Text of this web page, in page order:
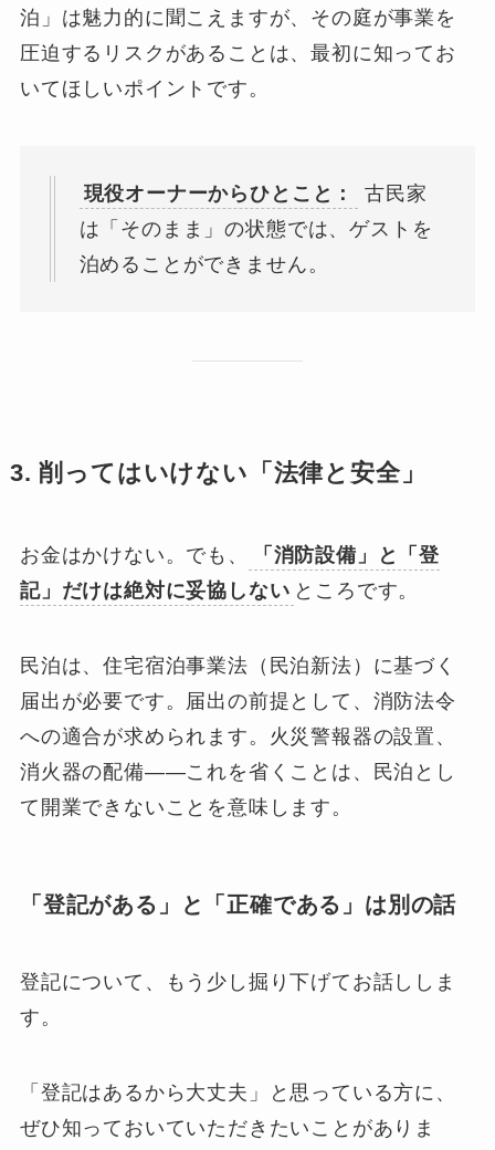
泊」は魅力的に聞こえますが、その庭が事業を
圧迫するリスクがあることは、最初に知ってお
いてほしいポイントです。
現役オーナーからひとこと：
古民家
は「そのまま」の状態では、ゲストを
泊めることができません。
3. 削ってはいけない「法律と安全」
お金はかけない。でも、
「消防設備」と「登
記」だけは絶対に妥協しない ところです。
民泊は、住宅宿泊事業法（民泊新法）に基づく
届出が必要です。届出の前提として、消防法令
への適合が求められます。火災警報器の設置、
消火器の配備——これを省くことは、民泊とし
て開業できないことを意味します。
「登記がある」と「正確である」は別の話
登記について、もう少し掘り下げてお話ししま
す。
「登記はあるから大丈夫」と思っている方に、
ぜひ知っておいていただきたいことがありま